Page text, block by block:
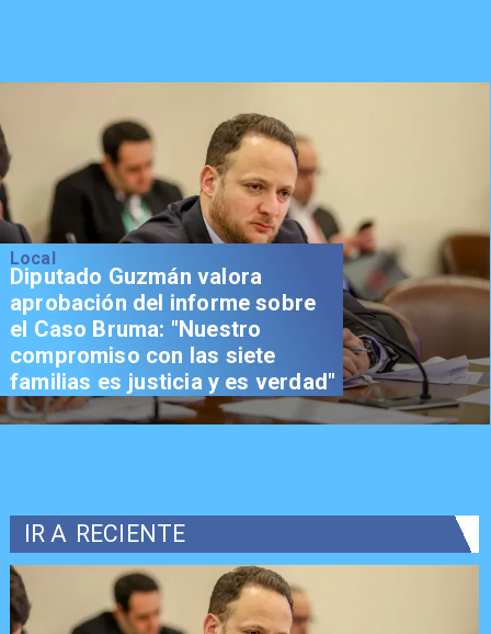
Local
Diputado Guzmán valora
aprobación del informe sobre
el Caso Bruma: "Nuestro
compromiso con las siete
familias es justicia y es verdad"
IR A RECIENTE